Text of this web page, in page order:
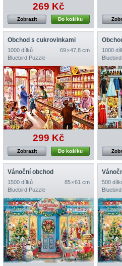
269 Kč
Do košíku
Zobrazit
Obchod s cukrovinkami
1000 dílků
69 × 47,8 cm
Bluebird Puzzle
299 Kč
Do košíku
Zobrazit
1000
Vánoční obchod
1500 dílků
85 × 61 cm
Bluebird Puzzle
500